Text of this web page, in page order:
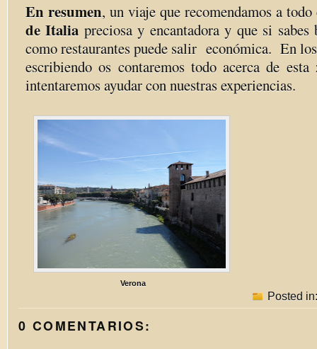
En resumen, un viaje que recomendamos a
de Italia preciosa y encantadora y que si sabes
como restaurantes puede salir económica. En
escribiendo os contaremos todo acerca de
intentaremos ayudar con nuestras experiencias.
Verona
Posted
0 COMENTARIOS: